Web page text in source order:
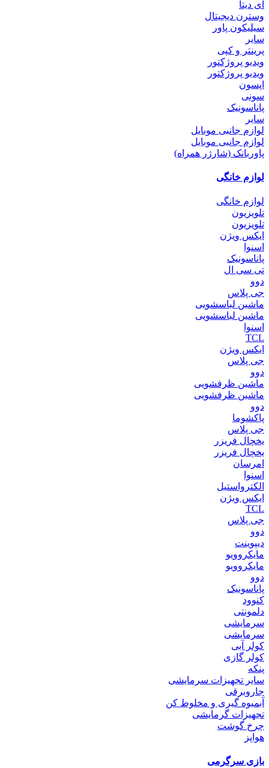
ای دیتا
وسترن دیجیتال
سیلیکون پاور
سایر
پرینتر و کپی
ویدیو پروژکتور
ویدیو پروژکتور
اپسون
سونی
پاناسونیک
سایر
لوازم جانبی موبایل
لوازم جانبی موبایل
پاوربانک (شارژر همراه)
لوازم خانگی
لوازم خانگی
تلویزیون
تلویزیون
ایکس ویژن
اسنوا
پاناسونیک
تی سی ال
دوو
جی پلاس
ماشین لباسشویی
ماشین لباسشویی
اسنوا
TCL
ایکس ویژن
جی پلاس
دوو
ماشین ظرفشویی
ماشین ظرفشویی
دوو
پاکشوما
جی پلاس
یخچال فریزر
یخچال فریزر
امرسان
اسنوا
الکترواستیل
ایکس ویژن
TCL
جی پلاس
دوو
دیپوینت
مایکروویو
مایکروویو
دوو
پاناسونیک
کنوود
دلمونتی
سرمایشی
سرمایشی
کولر آبی
کولر گازی
پنکه
سایر تجهیزات سرمایشی
جاروبرقی
آبمیوه گیری و مخلوط کن
تجهیزات گرمایشی
چرخ گوشت
هواپز
بازی سرگرمی